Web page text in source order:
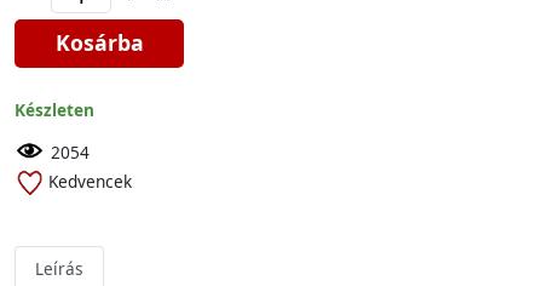
Kosárba
Készleten
2054
Kedvencek
Leírás